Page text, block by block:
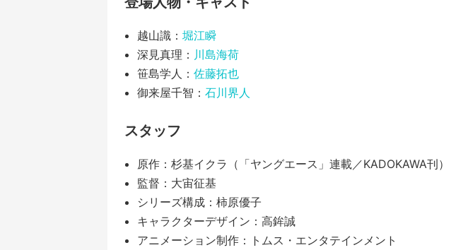
越山識： 堀江瞬
深見真理： 川島海荷
笹島学人： 佐藤拓也
御来屋千智： 石川界人
スタッフ
原作：杉基イクラ（「ヤングエース」連載／KADOKAWA刊）
監督：大宙征基
シリーズ構成：柿原優子
キャラクターデザイン：高鉾誠
アニメーション制作：トムス・エンタテインメント